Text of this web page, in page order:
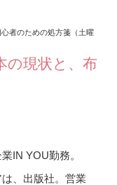
者のための処方箋（土曜
の現状と、布
IN YOU勤務。
、出版社。営業